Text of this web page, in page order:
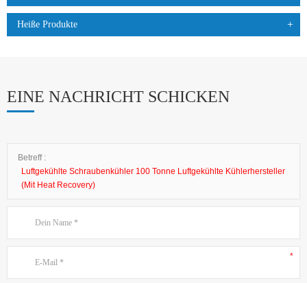
Heiße Produkte
EINE NACHRICHT SCHICKEN
Betreff :
Luftgekühlte Schraubenkühler 100 Tonne Luftgekühlte Kühlerhersteller
(mit Heat Recovery)